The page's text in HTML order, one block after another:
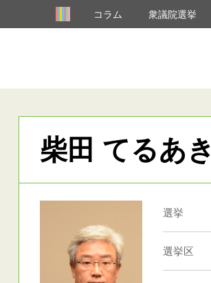
コラム 衆議院選挙
柴田 てるあき
選挙
選挙区